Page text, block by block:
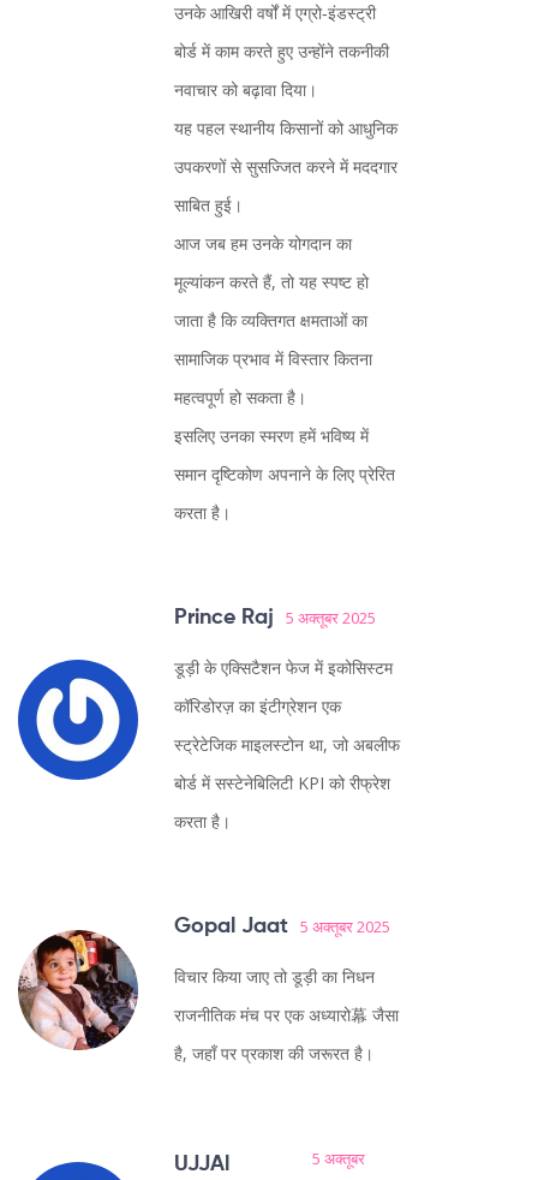
उनके आखिरी वर्षों में एग्रो‑इंडस्ट्री
बोर्ड में काम करते हुए उन्होंने तकनीकी
नवाचार को बढ़ावा दिया।
यह पहल स्थानीय किसानों को आधुनिक
उपकरणों से सुसज्जित करने में मददगार
साबित हुई।
आज जब हम उनके योगदान का
मूल्यांकन करते हैं, तो यह स्पष्ट हो
जाता है कि व्यक्तिगत क्षमताओं का
सामाजिक प्रभाव में विस्तार कितना
महत्वपूर्ण हो सकता है।
इसलिए उनका स्मरण हमें भविष्य में
समान दृष्टिकोण अपनाने के लिए प्रेरित
करता है।
Prince Raj 5 अक्तूबर 2025
डूड़ी के एक्सिटैशन फेज में इकोसिस्टम
कॉरिडोरज़ का इंटीग्रेशन एक
स्ट्रेटेजिक माइलस्टोन था, जो अबलीफ
बोर्ड में सस्टेनेबिलिटी KPI को रीफ्रेश
करता है।
Gopal Jaat 5 अक्तूबर 2025
विचार किया जाए तो डूड़ी का निधन
राजनीतिक मंच पर एक अध्यारो幕 जैसा
है, जहाँ पर प्रकाश की जरूरत है।
UJJAl
5 अक्तूबर